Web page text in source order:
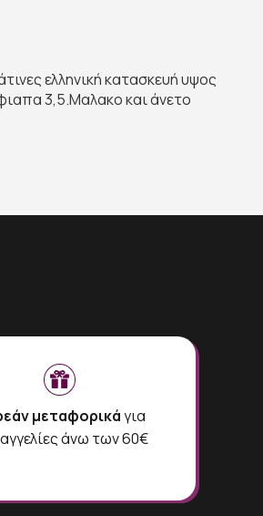
ελληνική κατασκευή υψος
3,5.Μαλακο και άνετο
μεταφορικάγια
άνω των 60€